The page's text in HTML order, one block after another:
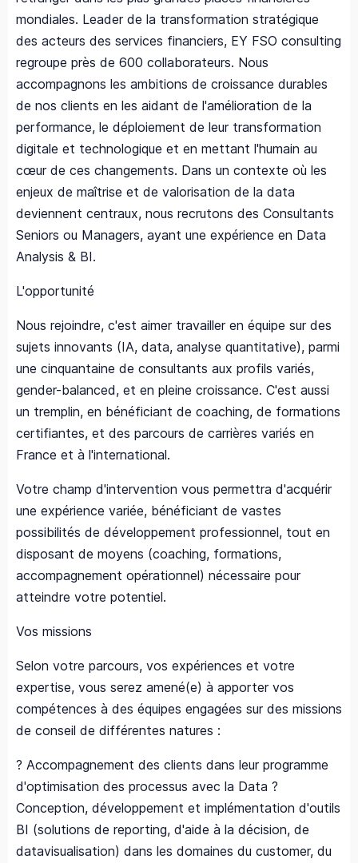
mondiales. Leader de la transformation stratégique
des acteurs des services financiers, EY FSO consulting
regroupe près de 600 collaborateurs. Nous
accompagnons les ambitions de croissance durables
de nos clients en les aidant de l'amélioration de la
performance, le déploiement de leur transformation
digitale et technologique et en mettant l'humain au
cœur de ces changements. Dans un contexte où les
enjeux de maîtrise et de valorisation de la data
deviennent centraux, nous recrutons des Consultants
Seniors ou Managers, ayant une expérience en Data
Analysis & BI.
L'opportunité
Nous rejoindre, c'est aimer travailler en équipe sur des
sujets innovants (IA, data, analyse quantitative), parmi
une cinquantaine de consultants aux profils variés,
gender-balanced, et en pleine croissance. C'est aussi
un tremplin, en bénéficiant de coaching, de formations
certifiantes, et des parcours de carrières variés en
France et à l'international.
Votre champ d'intervention vous permettra d'acquérir
une expérience variée, bénéficiant de vastes
possibilités de développement professionnel, tout en
disposant de moyens (coaching, formations,
accompagnement opérationnel) nécessaire pour
atteindre votre potentiel.
Vos missions
Selon votre parcours, vos expériences et votre
expertise, vous serez amené(e) à apporter vos
compétences à des équipes engagées sur des missions
de conseil de différentes natures :
? Accompagnement des clients dans leur programme
d'optimisation des processus avec la Data ?
Conception, développement et implémentation d'outils
BI (solutions de reporting, d'aide à la décision, de
datavisualisation) dans les domaines du customer, du